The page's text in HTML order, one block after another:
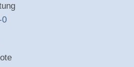
0